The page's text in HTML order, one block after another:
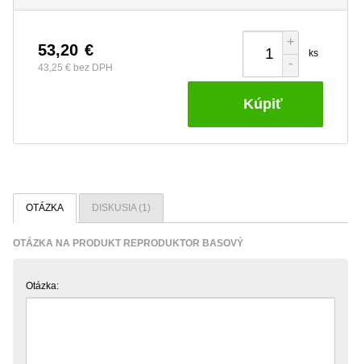
53,20 €
43,25 € bez DPH -
+
ks
Kúpiť
OTÁZKA DISKUSIA (1)
OTÁZKA NA PRODUKT REPRODUKTOR BASOVÝ
Otázka: